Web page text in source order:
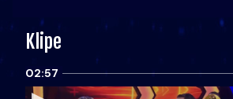
Klipe
02:57